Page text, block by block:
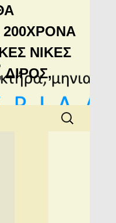
200ΧΡΟΝΑ
ΝΙΚΕΣ
ΔΙΡΟΣ,
Αναζήτηση
για: